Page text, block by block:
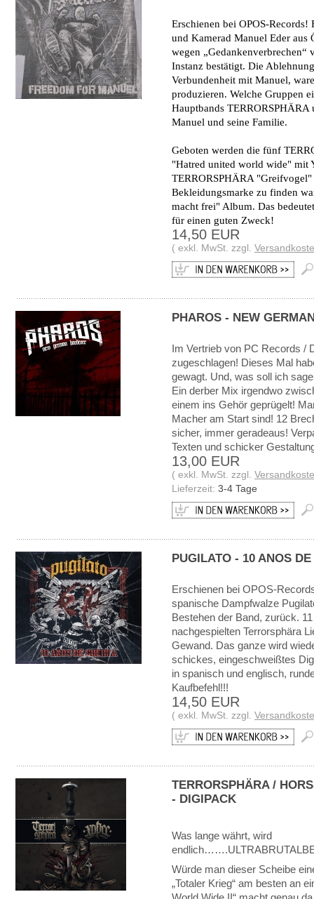
Erschienen bei OPOS-
und Kamerad Manuel Eder aus
wegen
Instanz bestätigt. Die
Verbundenheit mit Manuel,
produzieren. Welche Gruppen
Hauptbands
Manuel und seine Familie.
Geboten werden die fünf
"Hatred united world wide" mit
TERRORSPHÄRA
Bekleidungsmarke zu finden
macht frei" Album. Das
für einen guten Zweck!
14,50 EUR
( exkl. MwSt. zzgl.
PHAROS - NEW
Im Vertrieb von PC Records /
zugeschlagen! Dieses Mal
gewagt. Und, was soll ich
Ein derber Mix irgendwo
einem ins Gehör geprügelt!
Macher am Start sind! 12
sicher, immer geradeaus!
Texten und schicker
13,00 EUR
( exkl. MwSt. zzgl.
Lieferzeit: 3-4 Tage
PUGILATO - 10 ANOS
Erschienen bei OPOS-
spanische Dampfwalze
Bestehen der Band, zurück.
nachgespielten Terrorsphära
Gewand. Das ganze wird
schickes, eingeschweißtes
in spanisch und englisch,
Kaufbefehl!!!
14,50 EUR
( exkl. MwSt. zzgl.
TERRORSPHÄRA /
- DIGIPACK
Was lange währt, wird
Würde man dieser Scheibe
„Totaler Krieg“ am besten an